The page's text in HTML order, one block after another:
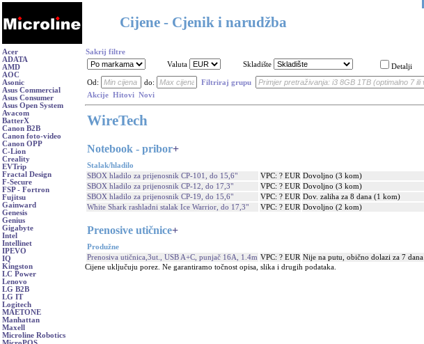
Cijene - Cjenik i narudžba
Acer
ADATA
AMD
AOC
Asonic
Asus Commercial
Asus Consumer
Asus Open System
Avacom
BatterX
Canon B2B
Canon foto-video
Canon OPP
C-Lion
Creality
EVTrip
Fractal Design
F-Secure
FSP - Fortron
Fujitsu
Gainward
Genesis
Genius
Gigabyte
Intel
Intellinet
IPEVO
IQ
Kingston
LC Power
Lenovo
LG B2B
LG IT
Logitech
MAETONE
Manhattan
Maxell
Microline Robotics
Sakrij filtre
Valuta
Skladište Detalji
Od: do:
Filtriraj grupu
Akcije Hitovi Novi
WireTech
Notebook - pribor+
Stalak/hladilo
SBOX hladilo za prijenosnik CP-101, do 15,6"
VPC: ? EUR Dovoljno (3 kom)
SBOX hladilo za prijenosnik CP-12, do 17,3"
VPC: ? EUR Dovoljno (3 kom)
SBOX hladilo za prijenosnik CP-19, do 15,6"
VPC: ? EUR Dov. zaliha za 8 dana (1 kom)
White Shark rashladni stalak Ice Warrior, do 17,3"
VPC: ? EUR Dovoljno (2 kom)
Prenosive utičnice+
Produžne
Prenosiva utičnica,3ut., USB A+C, punjač 16A, 1.4m VPC: ? EUR Nije na putu, obično dolazi za 7 dana
Cijene uključuju porez. Ne garantiramo točnost opisa, slika i drugih podataka.